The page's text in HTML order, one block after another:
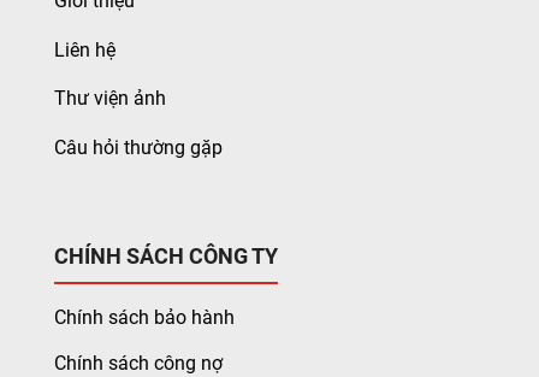
Liên hệ
Thư viện ảnh
Câu hỏi thường gặp
CHÍNH SÁCH CÔNG TY
Chính sách bảo hành
Chính sách công nợ